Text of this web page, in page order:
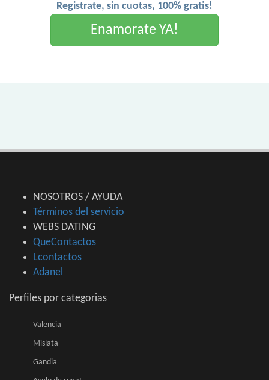
Registrate, sin cuotas, 100% gratis!
Enamorate YA!
NOSOTROS / AYUDA
Términos del servicio
WEBS DATING
QueContactos
Lcontactos
Adanel
Perfiles por categorias
Valencia
Mislata
Gandia